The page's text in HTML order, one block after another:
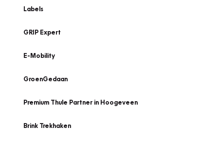
Labels
GRIP Expert
E-Mobility
GroenGedaan
Premium Thule Partner in Hoogeveen
Brink Trekhaken